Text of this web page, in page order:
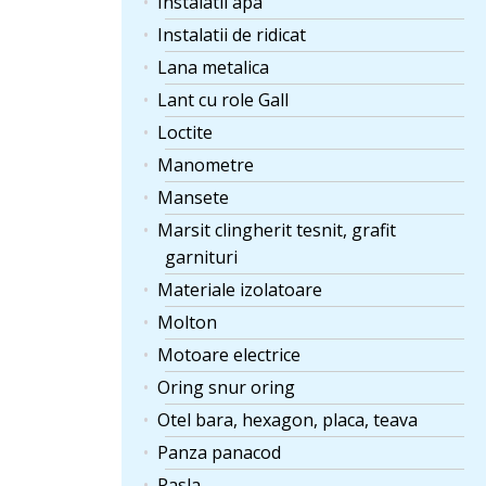
Instalatii de ridicat
Lana metalica
Lant cu role Gall
Loctite
Manometre
Mansete
Marsit clingherit tesnit, grafit
garnituri
Materiale izolatoare
Molton
Motoare electrice
Oring snur oring
Otel bara, hexagon, placa, teava
Panza panacod